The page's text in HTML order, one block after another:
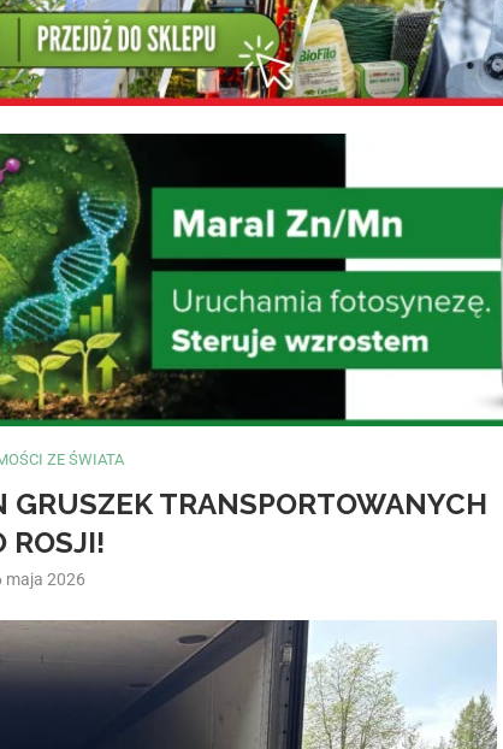
ZE ŚWIATA
TRANSPORTOWANYCH
ROSJI!
maja 2026